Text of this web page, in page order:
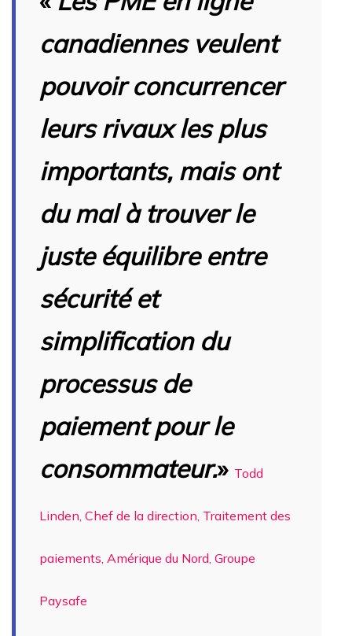
canadiennes veulent
pouvoir concurrencer
leurs rivaux les plus
importants, mais ont
du mal à trouver le
juste équilibre entre
sécurité et
simplification du
processus de
paiement pour le
consommateur.» Todd
Linden, Chef de la direction, Traitement des
paiements, Amérique du Nord, Groupe
Paysafe